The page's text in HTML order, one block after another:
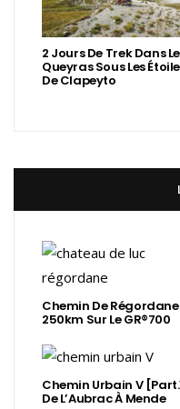
2 Jours De Trek Dans Le
Queyras Sous Les
De Clapeyto
Chemin De Régordane
250km Sur Le GR®700
Chemin Urbain V
De L’Aubrac À Mende